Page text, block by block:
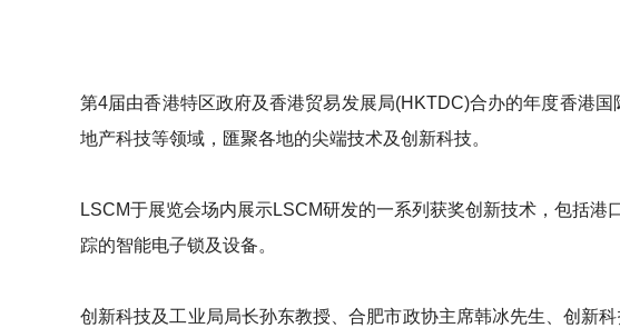
第4届由香港特区政府及香港贸易发展局(HKTDC)合办的年度香港
地产科技等领域，匯聚各地的尖端技术及创新科技。
LSCM于展览会场内展示LSCM研发的一系列获奖创新技术，包括
踪的智能电子锁及设备。
创新科技及工业局局长孙东教授、合肥市政协主席韩冰先生、创新